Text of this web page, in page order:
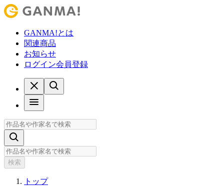
GANMA!とは
関連商品
お知らせ
ログイン会員登録
検索
トップ